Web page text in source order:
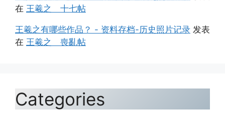
在 王羲之 十七帖
王羲之有哪些作品？ - 资料存档-历史照片记录 发表
在 王羲之 喪亂帖
Categories